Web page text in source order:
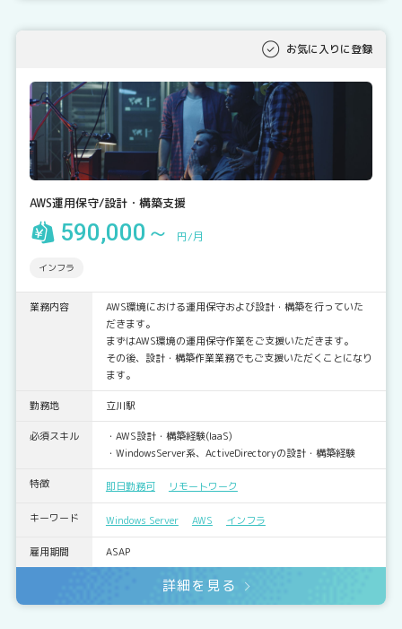
お気に入りに登録
AWS運用保守/設計・構築支援
590,000～ 円/月
インフラ
業務内容
AWS環境における運用保守および設計・構築を行っていた
だきます。
まずはAWS環境の運用保守作業をご支援いただきます。
その後、設計・構築作業業務でもご支援いただくことになり
ます。
勤務地 立川駅
必須スキル
・AWS設計・構築経験(IaaS)
・WindowsServer系、ActiveDirectoryの設計・構築経験
特徴 即日勤務可 リモートワーク
キーワード Windows Server AWS インフラ
雇用期間 ASAP
詳細を見る